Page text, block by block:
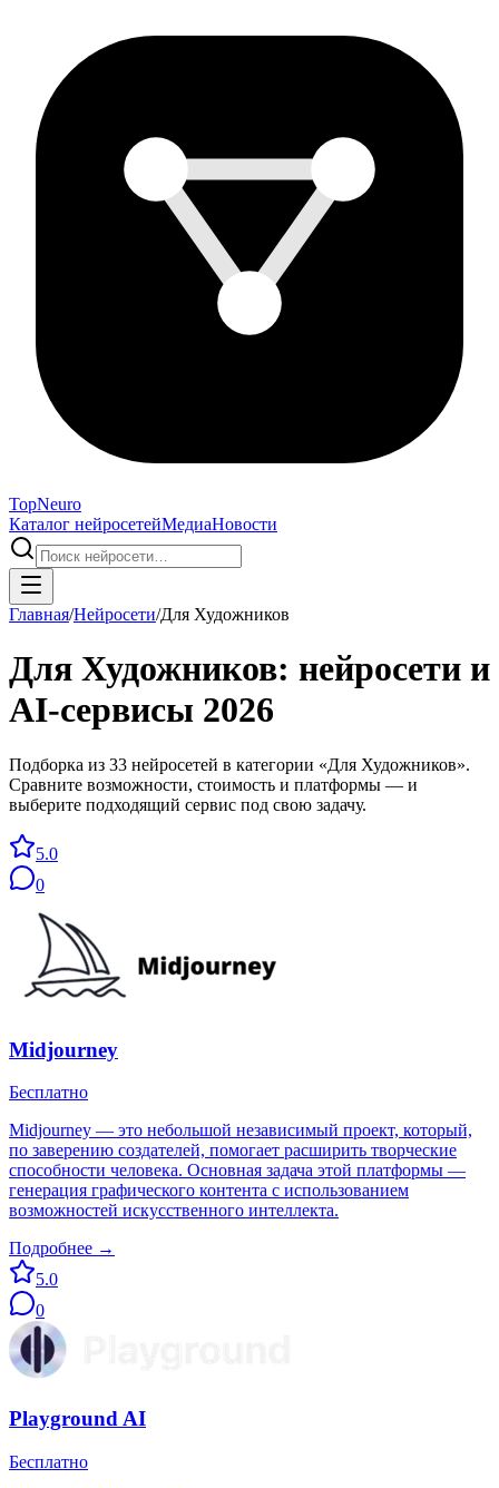
TopNeuro
Каталог нейросетейМедиаНовости
Главная/Нейросети/Для Художников
Для Художников: нейросети и
AI-сервисы 2026
Подборка из 33 нейросетей в категории «Для Художников».
Сравните возможности, стоимость и платформы — и
выберите подходящий сервис под свою задачу.
5.0
0
Midjourney
Бесплатно
Midjourney — это небольшой независимый проект, который,
по заверению создателей, помогает расширить творческие
способности человека. Основная задача этой платформы —
генерация графического контента с использованием
возможностей искусственного интеллекта.
Подробнее →
5.0
0
Playground AI
Бесплатно